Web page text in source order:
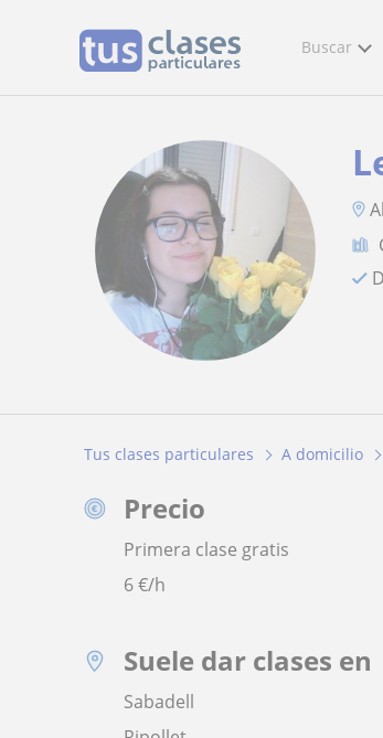
Buscar
Tus clases particulares A domicilio
Precio
Primera clase gratis
6€/h
Suele dar clases en
Sabadell